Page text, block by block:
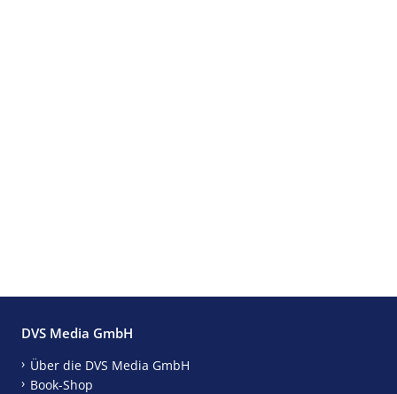
DVS Media GmbH
Über die DVS Media GmbH
Book-Shop